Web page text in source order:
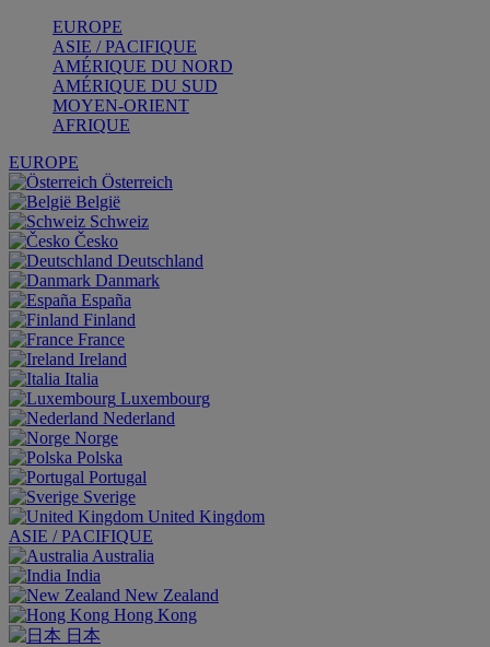
EUROPE
ASIE / PACIFIQUE
AMÉRIQUE DU NORD
AMÉRIQUE DU SUD
MOYEN-ORIENT
AFRIQUE
EUROPE
Österreich
België
Schweiz
Česko
Deutschland
Danmark
España
Finland
France
Ireland
Italia
Luxembourg
Nederland
Norge
Polska
Portugal
Sverige
United Kingdom
ASIE / PACIFIQUE
Australia
India
New Zealand
Hong Kong
日本